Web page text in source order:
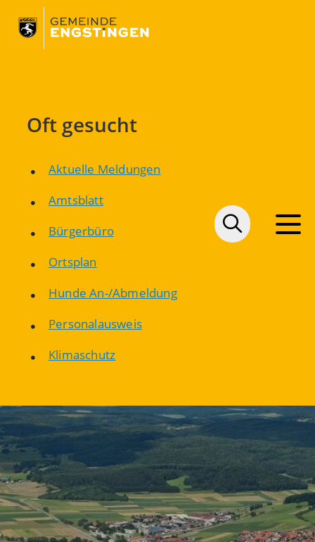
Oft gesucht
Aktuelle Meldungen
Amtsblatt
Bürgerbüro
Ortsplan
Hunde An-/Abmeldung
Personalausweis
Klimaschutz